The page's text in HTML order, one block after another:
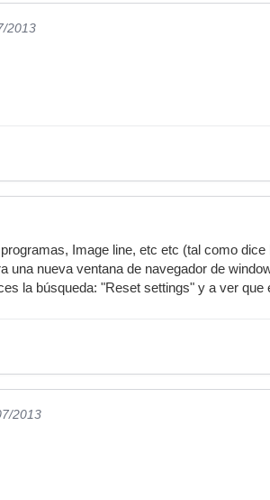
2013
Image line, etc etc (tal como
una nueva ventana de navegador de
la búsqueda: "Reset settings" y a ver que
2013